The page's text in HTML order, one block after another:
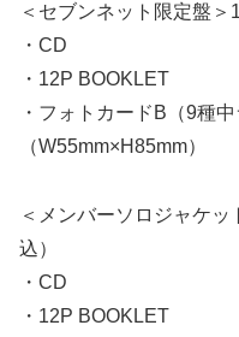
＜セブンネット限定盤
・CD
・12P BOOKLET
・フォトカードB（9種
（W55mm×H85mm）
＜メンバーソロジャケ
込）
・CD
・12P BOOKLET